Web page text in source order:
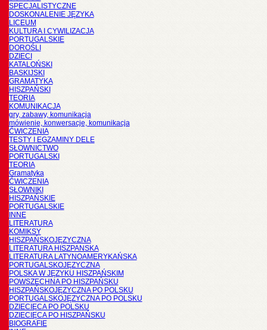
SPECJALISTYCZNE
DOSKONALENIE JĘZYKA
LICEUM
KULTURA I CYWILIZACJA
PORTUGALSKIE
DOROŚLI
DZIECI
KATALOŃSKI
BASKIJSKI
GRAMATYKA
HISZPAŃSKI
TEORIA
KOMUNIKACJA
gry, zabawy, komunikacja
mówienie, konwersacje, komunikacja
ĆWICZENIA
TESTY I EGZAMINY DELE
SŁOWNICTWO
PORTUGALSKI
TEORIA
Gramatyka
ĆWICZENIA
SŁOWNIKI
HISZPAŃSKIE
PORTUGALSKIE
INNE
LITERATURA
KOMIKSY
HISZPAŃSKOJĘZYCZNA
LITERATURA HISZPANSKA
LITERATURA LATYNOAMERYKAŃSKA
PORTUGALSKOJĘZYCZNA
POLSKA W JĘZYKU HISZPAŃSKIM
POWSZECHNA PO HISZPAŃSKU
HISZPAŃSKOJĘZYCZNA PO POLSKU
PORTUGALSKOJĘZYCZNA PO POLSKU
DZIECIĘCA PO POLSKU
DZIECIĘCA PO HISZPAŃSKU
BIOGRAFIE